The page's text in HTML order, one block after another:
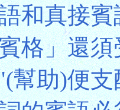
和真接
格」還
幫助)便